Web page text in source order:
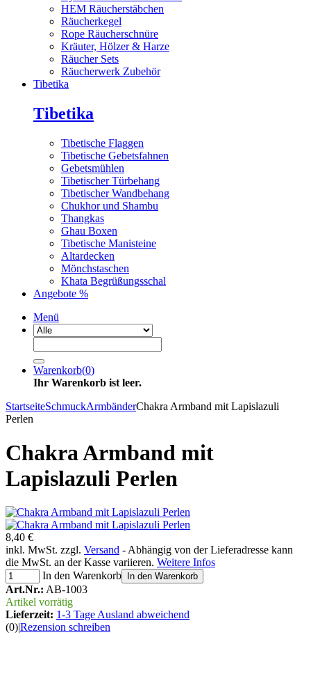
HEM Räucherstäbchen
Räucherkegel
Rope Räucherschnüre
Kräuter, Hölzer & Harze
Räucher Sets
Räucherwerk Zubehör
Tibetika
Tibetika
Tibetische Flaggen
Tibetische Gebetsfahnen
Gebetsmühlen
Tibetischer Türbehang
Tibetischer Wandbehang
Chukhor und Shambu
Thangkas
Ghau Boxen
Tibetische Manisteine
Altardecken
Mönchstaschen
Khata Begrüßungsschal
Angebote %
Menü
Warenkorb(0)
Ihr Warenkorb ist leer.
StartseiteSchmuckArmbänderChakra Armband mit Lapislazuli
Perlen
Chakra Armband mit
Lapislazuli Perlen
8,40 €
inkl. MwSt. zzgl. Versand - Abhängig von der Lieferadresse kann
die MwSt. an der Kasse variieren. Weitere Infos
In den Warenkorb
In den Warenkorb
Art.Nr.: AB-1003
Artikel vorrätig
Lieferzeit: 1-3 Tage Ausland abweichend
(0)|Rezension schreiben